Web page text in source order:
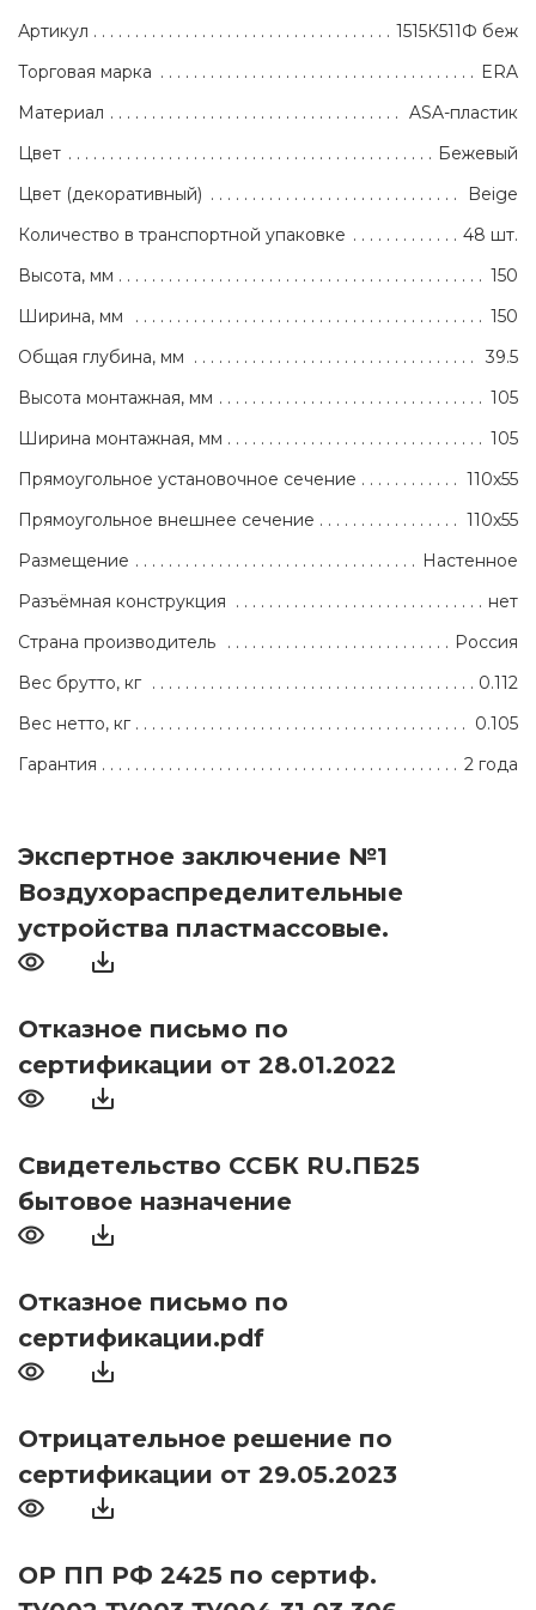
Артикул
1515К511Ф беж
Торговая марка
ERA
Материал
ASA-пластик
Цвет
Бежевый
Цвет (декоративный)
Beige
Количество в транспортной упаковке
48 шт.
Высота, мм
150
Ширина, мм
150
Общая глубина, мм
39.5
Высота монтажная, мм
105
Ширина монтажная, мм
105
Прямоугольное установочное сечение
110х55
Прямоугольное внешнее сечение
110х55
Размещение
Настенное
Разъёмная конструкция
нет
Страна производитель
Россия
Вес брутто, кг
0.112
Вес нетто, кг
0.105
Гарантия
2 года
Экспертное заключение №1
Воздухораспределительные
устройства пластмассовые.
Отказное письмо по
сертификации от 28.01.2022
Свидетельство ССБК RU.ПБ25
бытовое назначение
Отказное письмо по
сертификации.pdf
Отрицательное решение по
сертификации от 29.05.2023
ОР ПП РФ 2425 по сертиф.